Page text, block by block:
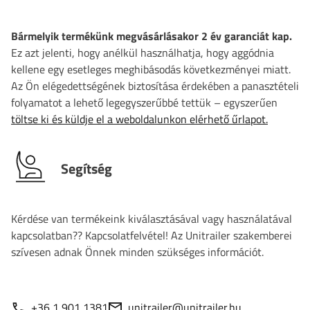
Bármelyik termékünk megvásárlásakor 2 év garanciát kap.
Ez azt jelenti, hogy anélkül használhatja, hogy aggódnia
kellene egy esetleges meghibásodás következményei miatt.
Az Ön elégedettségének biztosítása érdekében a panasztételi
folyamatot a lehető legegyszerűbbé tettük – egyszerűen
töltse ki és küldje el a weboldalunkon elérhető űrlapot.
Segítség
Kérdése van termékeink kiválasztásával vagy használatával
kapcsolatban?? Kapcsolatfelvétel! Az Unitrailer szakemberei
szívesen adnak Önnek minden szükséges információt.